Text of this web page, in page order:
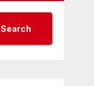
Search